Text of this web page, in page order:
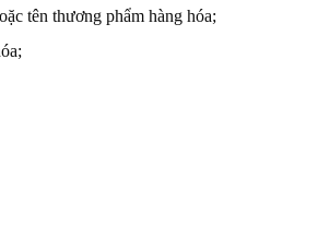
tên thương phẩm hàng hóa;